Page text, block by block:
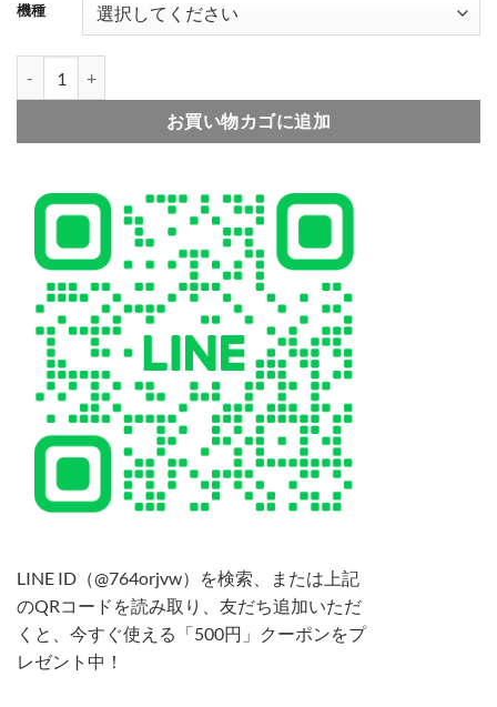
機種
お買い物カゴに追加
LINE ID（@764orjvw）を検索、または上記
のQRコードを読み取り、友だち追加いただ
くと、今すぐ使える「500円」クーポンをプ
レゼント中！